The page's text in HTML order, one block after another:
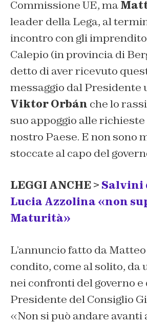
Commissione UE, ma
leader della Lega, al
incontro con gli
Calepio (in provincia di
detto di aver ricevuto
messaggio dal Presidente
ViktorOrbán che lo
suo appoggio alle
nostro Paese. E non sono
stoccate al capo del
LEGGI ANCHE > Salvini
Lucia Azzolina «non
Maturità»
L’annuncio fatto da
condito, come al solito, da
nei confronti del governo e
Presidente del Consiglio
«Non si può andare avanti